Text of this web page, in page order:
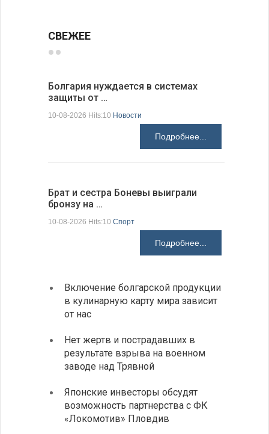
СВЕЖЕЕ
Болгария нуждается в системах
защиты от …
10-08-2026 Hits:10 Новости
Подробнее...
Брат и сестра Боневы выиграли
бронзу на …
10-08-2026 Hits:10 Спорт
Подробнее...
Включение болгарской продукции
в кулинарную карту мира зависит
от нас
Нет жертв и пострадавших в
результате взрыва на военном
заводе над Трявной
Японские инвесторы обсудят
возможность партнерства с ФК
«Локомотив» Пловдив